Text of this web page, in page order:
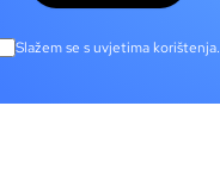
Slažem se s uvjetima korištenja.